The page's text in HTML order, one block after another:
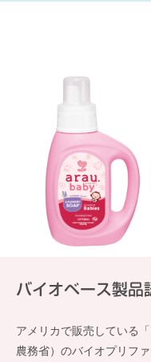
バイオベース製
アメリカで販売している
農務省）のバイオプリフ